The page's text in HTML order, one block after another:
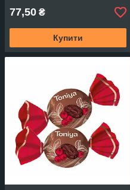
77,50 ₴
Купити